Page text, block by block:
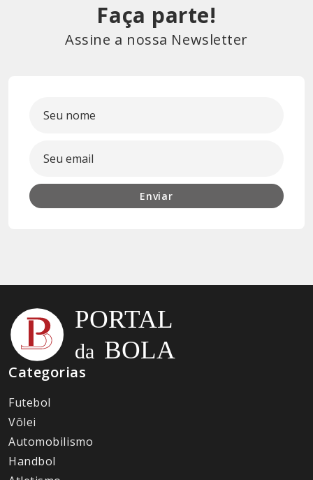
Faça parte!
Assine a nossa Newsletter
Enviar
Categorias
Futebol
Vôlei
Automobilismo
Handbol